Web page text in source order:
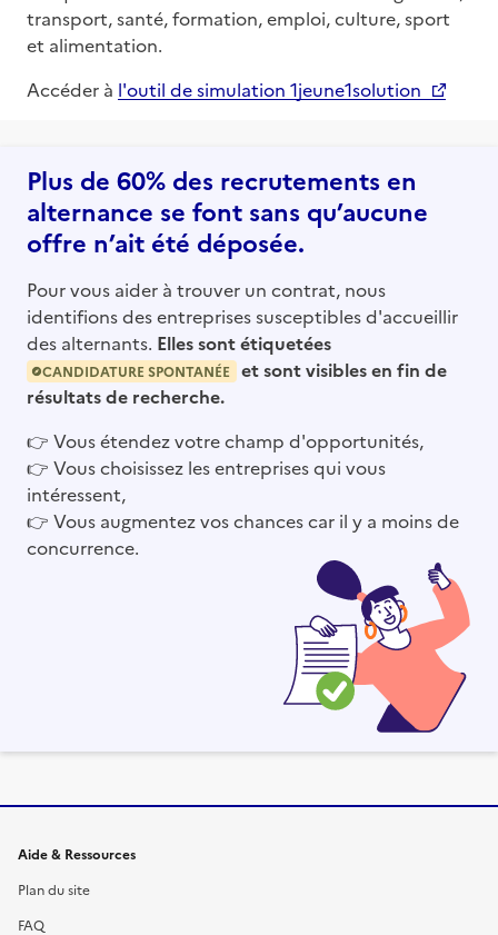
transport, santé, formation, emploi, culture, sport
et alimentation.
Accéder à l'outil de simulation 1jeune1solution
Plus de 60% des recrutements en
alternance se font sans qu’aucune
offre n’ait été déposée.
Pour vous aider à trouver un contrat, nous
identifions des entreprises susceptibles d'accueillir
des alternants. Elles sont étiquetées
CANDIDATURE SPONTANÉE
et sont visibles en fin de
résultats de recherche.
👉 Vous étendez votre champ d'opportunités,
👉 Vous choisissez les entreprises qui vous
intéressent,
👉 Vous augmentez vos chances car il y a moins de
concurrence.
Informations et liens du site
Aide & Ressources
Plan du site
FAQ